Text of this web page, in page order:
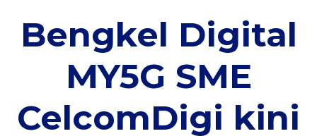
Bengkel Digital
MY5G SME
CelcomDigi kini